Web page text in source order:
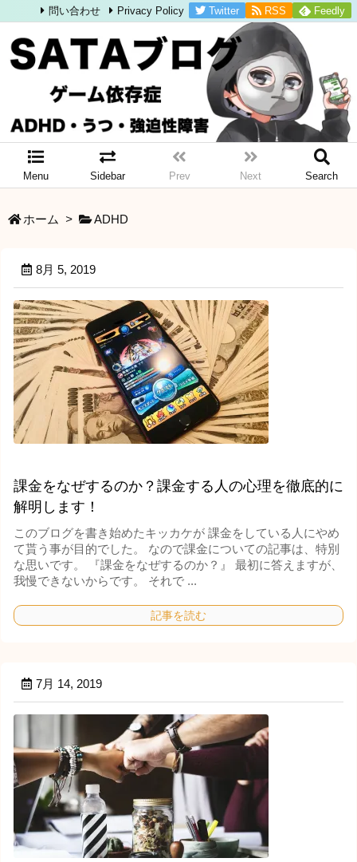
Menu Sidebar Prev Next Search
問い合わせ Privacy Policy Twitter RSS Feedly
ホーム > ADHD
8月 5, 2019
課金をなぜするのか？課金する人の心理を徹底的に
解明します！
このブログを書き始めたキッカケが 課金をしている人にやめ
て貰う事が目的でした。 なので課金についての記事は、特別
な思いです。 『課金をなぜするのか？』 最初に答えますが、
我慢できないからです。 それで ...
記事を読む
7月 14, 2019